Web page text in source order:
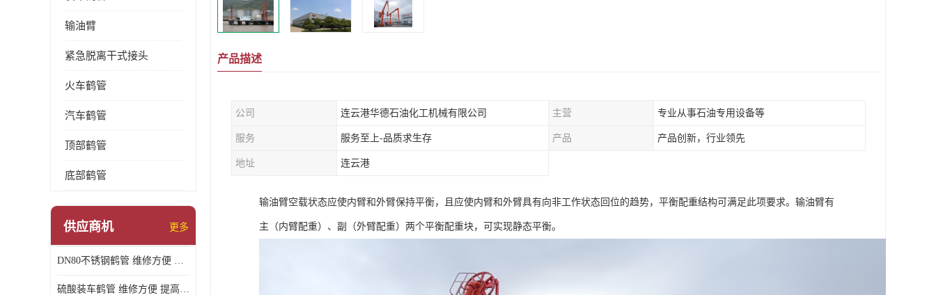
输油臂
紧急脱离干式接头
火车鹤管
汽车鹤管
顶部鹤管
底部鹤管
供应商机 更多
DN80不锈钢鹤管 维修方便 提高输送效率
硫酸装车鹤管 维修方便 提高输送效率
产品描述
公司 连云港华德石油化工机械有限公司 主营 专业从事石油专用设备等
服务 服务至上-品质求生存 产品 产品创新，行业领先
地址 连云港
输油臂空载状态应使内臂和外臂保持平衡，且应使内臂和外臂具有向非工作状态回位的趋势，平衡配重结构可满足此项要求。输油臂有
主（内臂配重）、副（外臂配重）两个平衡配重块，可实现静态平衡。